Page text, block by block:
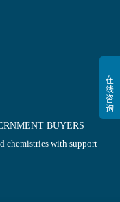
BUYERS
chemistries with support